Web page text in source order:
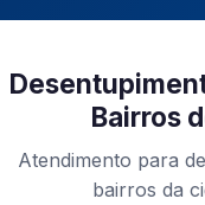
Bairros
Atendimento para
bairros da